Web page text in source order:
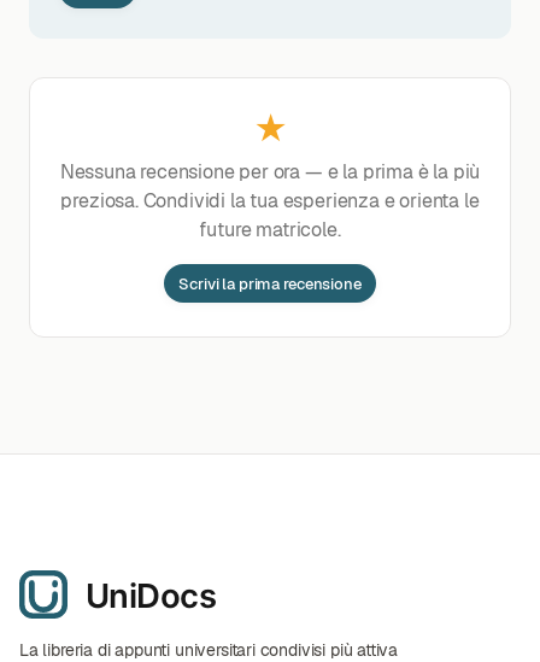
★
Nessuna recensione per ora — e la prima è la più
preziosa. Condividi la tua esperienza e orienta le
future matricole.
Scrivi la prima recensione
La libreria di appunti universitari condivisi più attiva